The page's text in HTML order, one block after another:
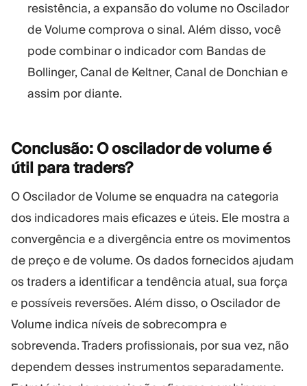
resistência, a expansão do volume no Oscilador
de Volume comprova o sinal. Além disso, você
pode combinar o indicador com Bandas de
Bollinger, Canal de Keltner, Canal de Donchian e
assim por diante.
Conclusão: O oscilador de volume é
útil paratraders?
O Oscilador de Volume se enquadra na categoria
dos indicadores mais eficazes e úteis. Ele mostra a
convergência e a divergência entre os movimentos
de preço e de volume. Os dados fornecidos ajudam
os traders a identificar a tendência atual, sua força
e possíveis reversões. Além disso, o Oscilador de
Volume indica níveis de sobrecompra e
sobrevenda. Traders profissionais, por sua vez, não
dependem desses instrumentos separadamente.